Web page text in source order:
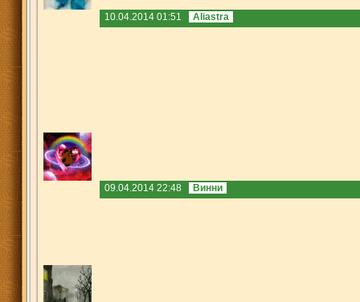
10.04.2014 01:51 Aliastra
09.04.2014 22:48 Винни